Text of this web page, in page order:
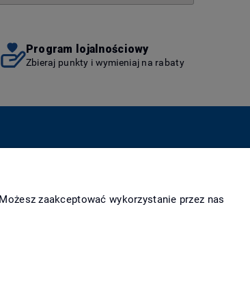
Program lojalnościowy
Zbieraj punkty i wymieniaj na rabaty
zaakceptować wykorzystanie przez nas